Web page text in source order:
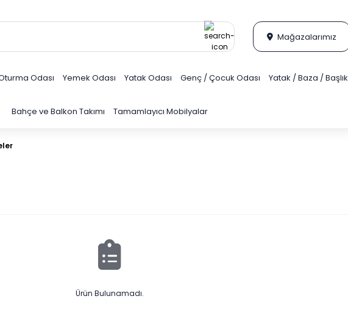
Mağazalarımız
Odası Yemek Odası Yatak Odası Genç / Çocuk Odası Yatak / Baza / Başlık
Bahçe ve Balkon Takımı Tamamlayıcı Mobilyalar
Ürün Bulunamadı.